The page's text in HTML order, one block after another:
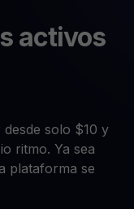
activos
solo $10 y
ritmo. Ya sea
plataforma se